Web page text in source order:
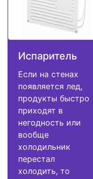
Испаритель
Если на стенах
появляется лед,
продукты быстро
приходят в
негодность или
вообще
холодильник
перестал
холодить, то